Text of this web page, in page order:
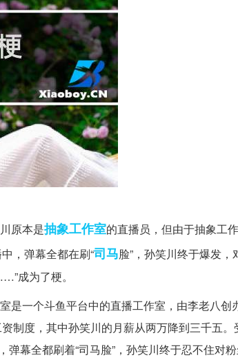
原本是抽象工作室的直播员，但由于抽象工
，弹幕全都在刷“司马脸”，孙笑川终于爆发
成为了梗。
是一个斗鱼平台中的直播工作室，由李老八创
制度，其中孙笑川的月薪从两万降到三千五。
幕全都刷着“司马脸”，孙笑川终于忍不住对